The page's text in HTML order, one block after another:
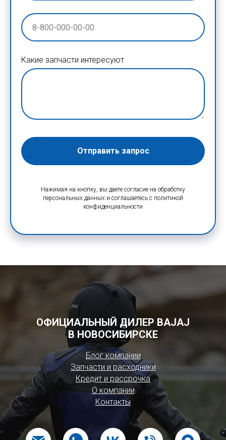
Какие запчасти интересуют
Отправить запрос
Нажимая на кнопку, вы даете согласие на обработку
персональных данных и соглашаетесь c политикой
конфиденциальности
ОФИЦИАЛЬНЫЙ ДИЛЕР BAJAJ
В НОВОСИБИРСКЕ
Блог компании
Запчасти и расходники
Кредит и рассрочка
О компании
Контакты